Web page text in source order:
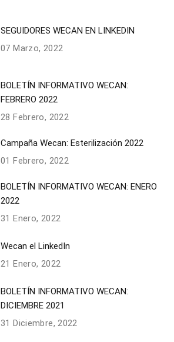
SEGUIDORES WECAN EN LINKEDIN
07 Marzo, 2022
BOLETÍN INFORMATIVO WECAN:
FEBRERO 2022
28 Febrero, 2022
Campaña Wecan: Esterilización 2022
01 Febrero, 2022
BOLETÍN INFORMATIVO WECAN: ENERO
2022
31 Enero, 2022
Wecan el LinkedIn
21 Enero, 2022
BOLETÍN INFORMATIVO WECAN:
DICIEMBRE 2021
31 Diciembre, 2022